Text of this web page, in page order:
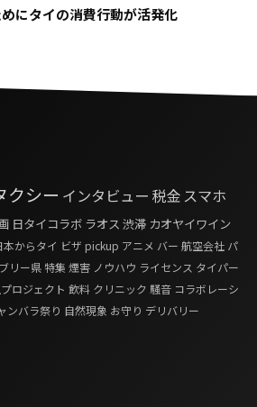
にタイの消費行動が活発化
クシー インタビュー 税金 スマホ
日タイコラボ ラオス 渋滞 カオヤイワイン
本からタイ ビザ pickup アニメ バー 航空会社 パ
リー県特集 煙害 ノウハウ ライセンス タイパー
ロジェクト 飲料 クリニック 騒音 コラボレーシ
ンバラ祭り 自然現象 お守り デリバリー